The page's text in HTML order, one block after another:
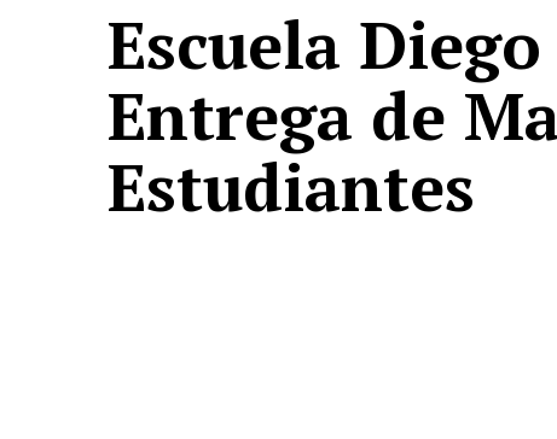
Escuela
Entrega de
Estudiantes